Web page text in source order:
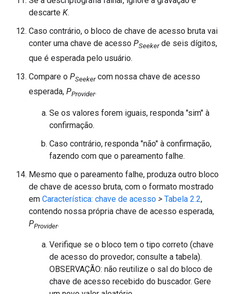
descarte K.
Caso contrário, o bloco de chave de acesso bruta vai
conter uma chave de acesso PSeekerde seis dígitos,
que é esperada pelo usuário.
Compare o PSeekercom nossa chave de acesso
esperada, PProvider.
Se os valores forem iguais, responda "sim" à
confirmação.
Caso contrário, responda "não" à confirmação,
fazendo com que o pareamento falhe.
Mesmo que o pareamento falhe, produza outro bloco
de chave de acesso bruta, com o formato mostrado
em Característica: chave de acesso > Tabela 2.2,
contendo nossa própria chave de acesso esperada,
PProvider.
Verifique se o bloco tem o tipo correto (chave
de acesso do provedor; consulte a tabela).
OBSERVAÇÃO: não reutilize o sal do bloco de
chave de acesso recebido do buscador. Gere